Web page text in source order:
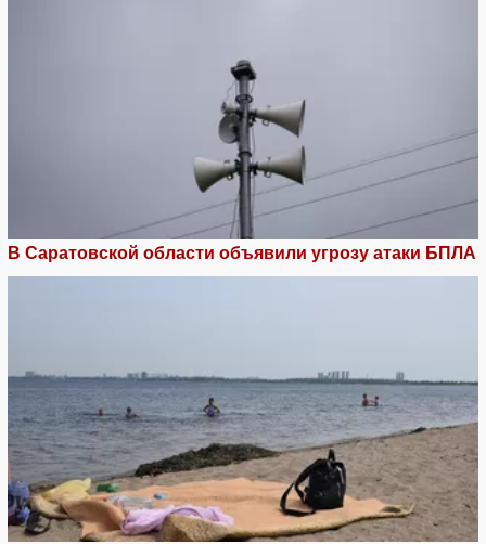
В Саратовской области объявили угрозу атаки БПЛА